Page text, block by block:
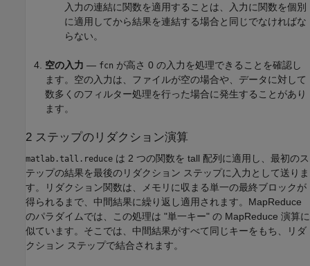
入力の連結に関数を適用することは、入力に関数を個別
に適用してから結果を連結する場合と同じでなければな
らない。
空の入力 — fcn が高さ 0 の入力を処理できることを確認し
ます。空の入力は、ファイルが空の場合や、データに対して
数多くのフィルター処理を行った場合に発生することがあり
ます。
2 ステップのリダクション演算
matlab.tall.reduce は 2 つの関数を tall 配列に適用し、最初のス
テップの結果を最後のリダクション ステップに入力として送りま
す。リダクション関数は、メモリに収まる単一の最終ブロックが
得られるまで、中間結果に繰り返し適用されます。MapReduce
のパラダイムでは、この処理は "単一キー" の MapReduce 演算に
似ています。そこでは、中間結果がすべて同じキーをもち、リダ
クション ステップで結合されます。